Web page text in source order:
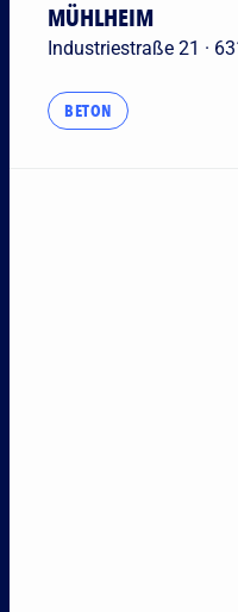
MÜHLHEIM
Industriestraße 21 ·
BETON